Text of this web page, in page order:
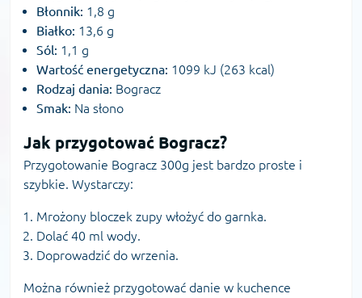
Błonnik: 1,8 g
Białko: 13,6 g
Sól: 1,1 g
Wartość energetyczna: 1099 kJ (263 kcal)
Rodzaj dania: Bogracz
Smak: Na słono
Jak przygotować Bogracz?
Przygotowanie Bogracz 300g jest bardzo proste i
szybkie. Wystarczy:
Mrożony bloczek zupy włożyć do garnka.
Dolać 40 ml wody.
Doprowadzić do wrzenia.
Można również przygotować danie w kuchence